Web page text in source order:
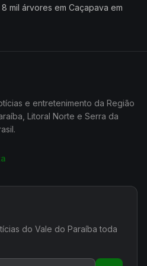
mil árvores em Caçapava em
e entretenimento da Região
Litoral Norte e Serra da
do Vale do Paraíba toda